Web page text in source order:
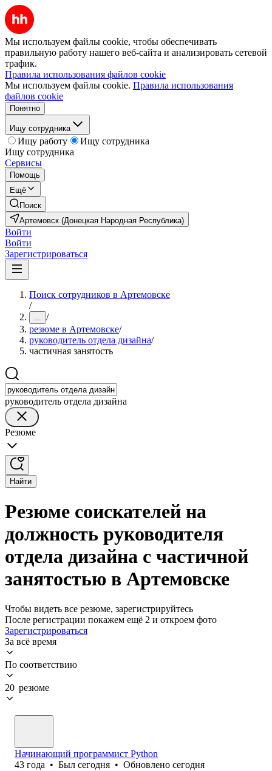
Мы используем файлы cookie, чтобы обеспечивать
правильную работу нашего веб-сайта и анализировать сетевой
трафик.
Правила использования файлов cookie
Мы используем файлы cookie. Правила использования
файлов cookie
Понятно
Ищу сотрудника
Ищу работу
Ищу сотрудника
Ищу сотрудника
Сервисы
Помощь
Ещё
Поиск
Артемовск (Донецкая Народная Республика)
Войти
Войти
Зарегистрироваться
Поиск сотрудников в Артемовске
/
... /
резюме в Артемовске/
руководитель отдела дизайна/
частичная занятость
руководитель отдела дизайна
Резюме
Найти
Резюме соискателей на
должность руководителя
отдела дизайна с частичной
занятостью в Артемовске
Чтобы видеть все резюме, зарегистрируйтесь
После регистрации покажем ещё 2 и откроем фото
Зарегистрироваться
За всё время
По соответствию
20 резюме
Начинающий программист Python
43 года • Был сегодня • Обновлено сегодня